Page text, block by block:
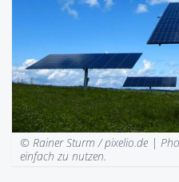
© Rainer Sturm / pixelio.de |
einfach zu nutzen.